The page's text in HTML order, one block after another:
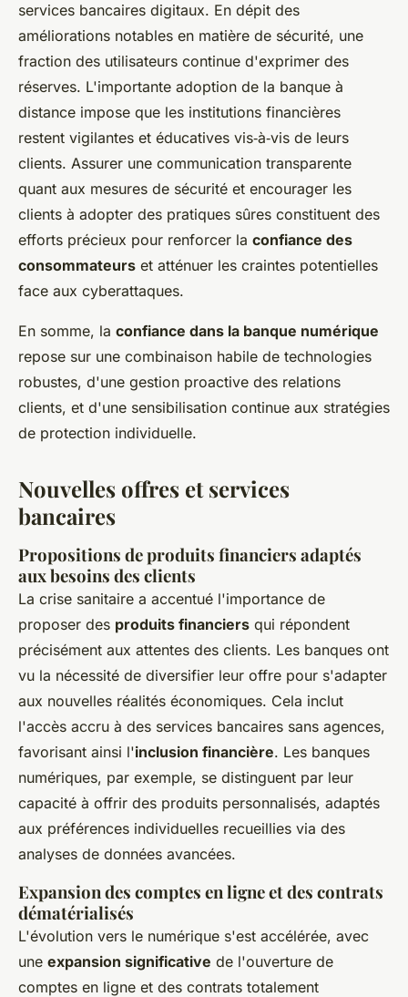
services bancaires digitaux. En dépit des
améliorations notables en matière de sécurité, une
fraction des utilisateurs continue d'exprimer des
réserves. L'importante adoption de la banque à
distance impose que les institutions financières
restent vigilantes et éducatives vis‑à‑vis de leurs
clients. Assurer une communication transparente
quant aux mesures de sécurité et encourager les
clients à adopter des pratiques sûres constituent des
efforts précieux pour renforcer la confiance des
consommateurs et atténuer les craintes potentielles
face aux cyberattaques.
En somme, la confiance dans la banque numérique
repose sur une combinaison habile de technologies
robustes, d'une gestion proactive des relations
clients, et d'une sensibilisation continue aux stratégies
de protection individuelle.
Nouvelles offres et services
bancaires
Propositions de produits financiers adaptés
aux besoins des clients
La crise sanitaire a accentué l'importance de
proposer des produits financiers qui répondent
précisément aux attentes des clients. Les banques ont
vu la nécessité de diversifier leur offre pour s'adapter
aux nouvelles réalités économiques. Cela inclut
l'accès accru à des services bancaires sans agences,
favorisant ainsi l'inclusion financière. Les banques
numériques, par exemple, se distinguent par leur
capacité à offrir des produits personnalisés, adaptés
aux préférences individuelles recueillies via des
analyses de données avancées.
Expansion des comptes en ligne et des contrats
dématérialisés
L'évolution vers le numérique s'est accélérée, avec
une expansion significative de l'ouverture de
comptes en ligne et des contrats totalement